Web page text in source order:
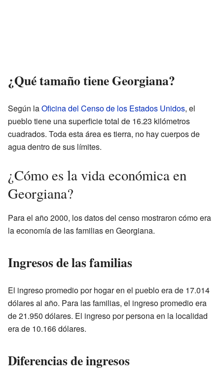
¿Qué tamaño tiene Georgiana?
Según laOficina del Censo de los Estados Unidos, el
pueblo tiene una superficie total de 16.23 kilómetros
cuadrados. Toda esta área es tierra, no hay cuerpos de
agua dentro de sus límites.
¿Cómo es la vida económica en
Georgiana?
Para el año 2000, los datos del censo mostraron cómo era
la economía de las familias en Georgiana.
Ingresos de las familias
El ingreso promedio por hogar en el pueblo era de 17.014
dólares al año. Para las familias, el ingreso promedio era
de 21.950 dólares. El ingreso por persona en la localidad
era de 10.166 dólares.
Diferencias de ingresos